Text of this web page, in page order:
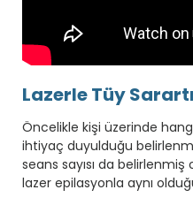
Lazerle Tüy
Öncelikle kişi üzerinde
ihtiyaç duyulduğu
seans sayısı da
lazer epilasyonla aynı